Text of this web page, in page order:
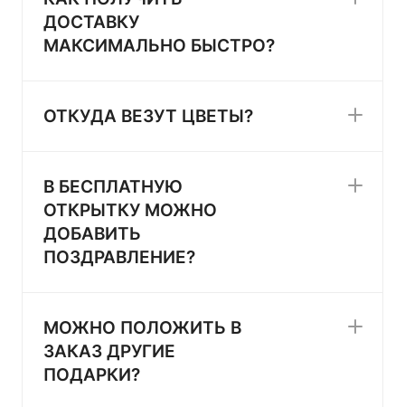
ДОСТАВКУ
МАКСИМАЛЬНО БЫСТРО?
ОТКУДА ВЕЗУТ ЦВЕТЫ?
В БЕСПЛАТНУЮ
ОТКРЫТКУ МОЖНО
ДОБАВИТЬ
ПОЗДРАВЛЕНИЕ?
МОЖНО ПОЛОЖИТЬ В
ЗАКАЗ ДРУГИЕ
ПОДАРКИ?